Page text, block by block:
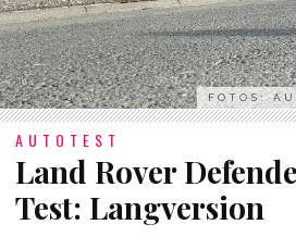
FOTOS:
AUTOTEST
Land Rover
Test: Langversion